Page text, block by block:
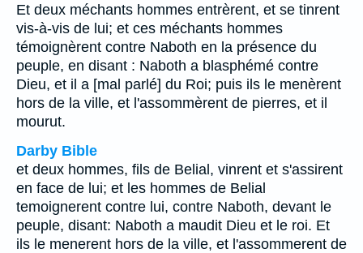
Et deux méchants hommes entrèrent, et se tinrent
vis-à-vis de lui; et ces méchants hommes
témoignèrent contre Naboth en la présence du
peuple, en disant : Naboth a blasphémé contre
Dieu, et il a [mal parlé] du Roi; puis ils le menèrent
hors de la ville, et l'assommèrent de pierres, et il
mourut.
Darby Bible
et deux hommes, fils de Belial, vinrent et s'assirent
en face de lui; et les hommes de Belial
temoignerent contre lui, contre Naboth, devant le
peuple, disant: Naboth a maudit Dieu et le roi. Et
ils le menerent hors de la ville, et l'assommerent de